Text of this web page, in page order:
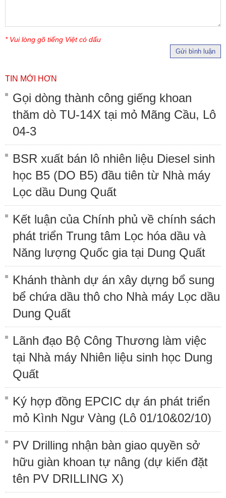
* Vui lòng gõ tiếng Việt có dấu
Gửi bình luận
TIN MỚI HƠN
Gọi dòng thành công giếng khoan
thăm dò TU-14X tại mỏ Mãng Cầu, Lô
04-3
BSR xuất bán lô nhiên liệu Diesel sinh
học B5 (DO B5) đầu tiên từ Nhà máy
Lọc dầu Dung Quất
Kết luận của Chính phủ về chính sách
phát triển Trung tâm Lọc hóa dầu và
Năng lượng Quốc gia tại Dung Quất
Khánh thành dự án xây dựng bổ sung
bể chứa dầu thô cho Nhà máy Lọc dầu
Dung Quất
Lãnh đạo Bộ Công Thương làm việc
tại Nhà máy Nhiên liệu sinh học Dung
Quất
Ký hợp đồng EPCIC dự án phát triển
mỏ Kình Ngư Vàng (Lô 01/10&02/10)
PV Drilling nhận bàn giao quyền sở
hữu giàn khoan tự nâng (dự kiến đặt
tên PV DRILLING X)